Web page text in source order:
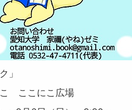
」
こ ここにこ広場